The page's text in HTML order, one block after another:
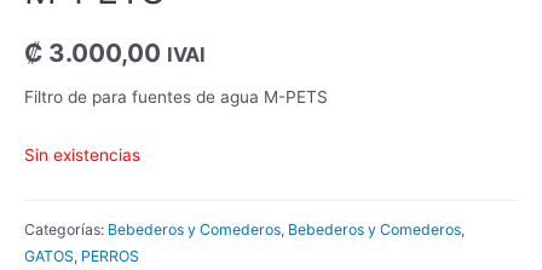
₡ 3.000,00 IVAI
Filtro de para fuentes de agua M-PETS
Sin existencias
Categorías: Bebederos y Comederos, Bebederos y Comederos,
GATOS, PERROS